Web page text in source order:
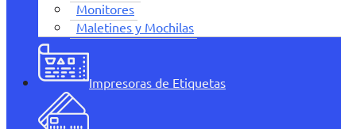
Monitores
Maletines y Mochilas
Impresoras de Etiquetas